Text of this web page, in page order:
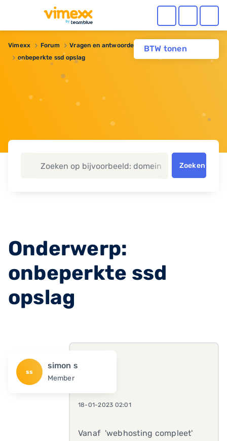
BTW tonen
Vimexx Forum Vragen en antwoorden
Webhosting
onbeperkte ssd opslag
Zoeken
Onderwerp:
onbeperkte ssd
opslag
ss
simon s
Member
18-01-2023 02:01
Vanaf 'webhosting compleet'